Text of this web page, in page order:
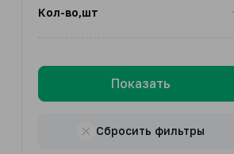
Кол-во,шт
Показать
Сбросить фильтры